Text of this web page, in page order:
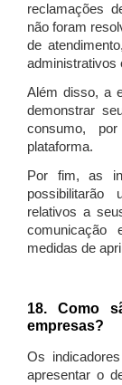
reclamações
não foram
de
administrativos
Além disso, a
demonstrar
consumo,
plataforma.
Por fim, as
possibilitarão
relativos a
comunicação
medidas de
18. Como
empresas?
Os
apresentar o